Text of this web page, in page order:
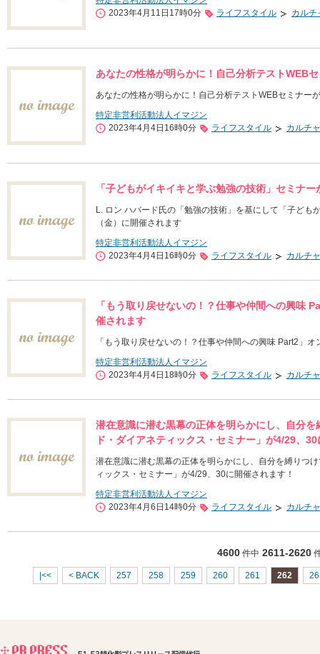
2023年4月11日17時0分
ライフスタイル カルチ
あなたの性格が明らかに！自己分析テストWEB
あなたの性格が明らかに！自己分析テストWEBセミナー
特定非営利活動法人イマジン
2023年4月4日16時0分
ライフスタイル カルチ
「子どもがイキイキと学ぶ勉強の技術」セミナ
L. ロン ハバード氏の「勉強の技術」を基にして「子ど
（金）に開催されます
特定非営利活動法人イマジン
2023年4月4日16時0分
ライフスタイル カルチ
「もう取り戻せないの！？仕事や仲間への興味
催されます
「もう取り戻せないの！？仕事や仲間への興味 Part2」
特定非営利活動法人イマジン
2023年4月4日18時0分
ライフスタイル カルチ
潜在意識に潜む黒幕の正体を明らかにし、自分
ド・ダイアネティックス・セミナー」が4/29、
潜在意識に潜む黒幕の正体を明らかにし、自分を縛りつ
ィックス・セミナー」が4/29、30に開催されます！
特定非営利活動法人イマジン
2023年4月6日14時0分
ライフスタイル カルチ
4600件中 2611-2620
|<< < BACK 257 258 259 260 261 262